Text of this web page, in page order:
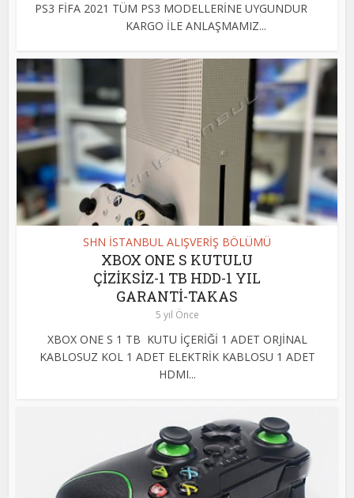
PS3 FİFA 2021 TÜM PS3 MODELLERİNE UYGUNDUR
KARGO İLE ANLAŞMAMIZ...
SHN İSTANBUL ALIŞVERİŞ BÖLÜMÜ
XBOX ONE S KUTULU
ÇİZİKSİZ-1 TB HDD-1 YIL
GARANTİ-TAKAS
5 yıl Önce
XBOX ONE S 1 TB KUTU İÇERİĞİ 1 ADET ORJİNAL
KABLOSUZ KOL 1 ADET ELEKTRİK KABLOSU 1 ADET
HDMI...